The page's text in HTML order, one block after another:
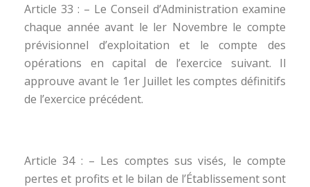
Article 33 : – Le Conseil d’Administration examine
chaque année avant le ler Novembre le compte
prévisionnel d’exploitation et le compte des
opérations en capital de l’exercice suivant. Il
approuve avant le 1er Juillet les comptes définitifs
de l’exercice précédent.
Article 34 : – Les comptes sus visés, le compte
pertes et profits et le bilan de l’Établissement sont